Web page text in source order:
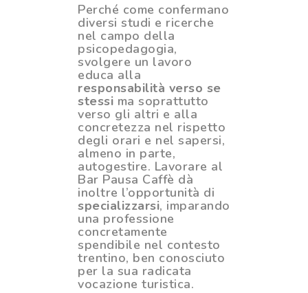
Perché come confermano
diversi studi e ricerche
nel campo della
psicopedagogia,
svolgere un lavoro
educa alla
responsabilità verso se
stessi ma soprattutto
verso gli altri e alla
concretezza nel rispetto
degli orari e nel sapersi,
almeno in parte,
autogestire. Lavorare al
Bar Pausa Caffè dà
inoltre l’opportunità di
specializzarsi, imparando
una professione
concretamente
spendibile nel contesto
trentino, ben conosciuto
per la sua radicata
vocazione turistica.